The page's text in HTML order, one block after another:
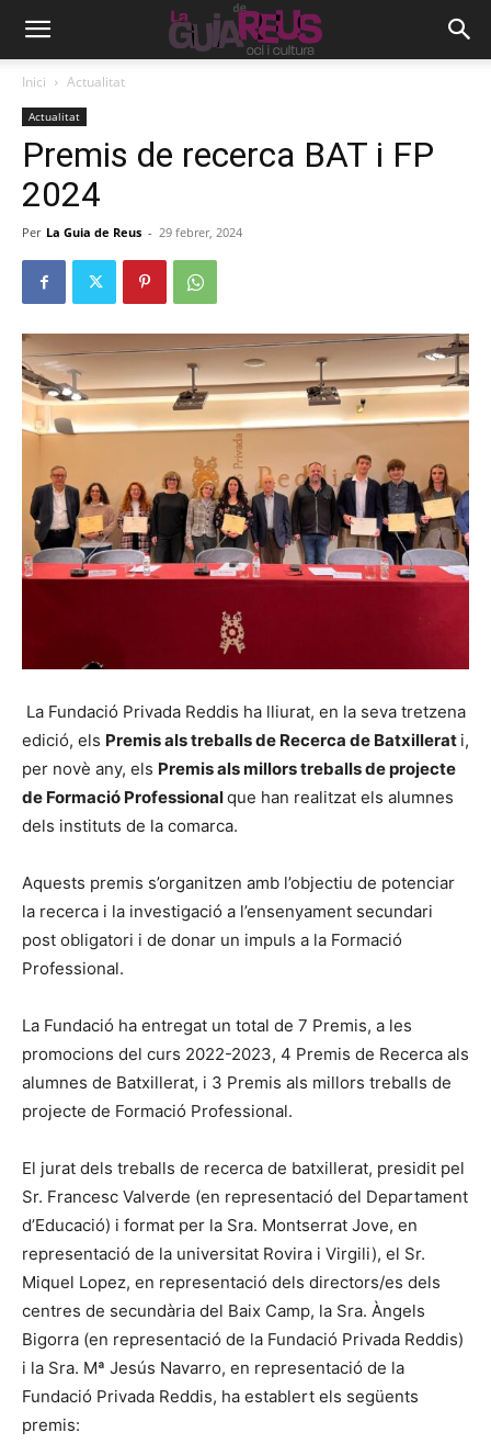
Inici Actualitat
Actualitat
Premis de recerca BAT i FP
2024
Per La Guia de Reus - 29 febrer, 2024
La Fundació Privada Reddis ha lliurat, en la seva tretzena
edició, els Premis als treballs de Recerca de Batxillerat i,
per novè any, els Premis als millors treballs de projecte
de Formació Professionalque han realitzat els alumnes
dels instituts de la comarca.
Aquests premis s’organitzen amb l’objectiu de potenciar
la recerca i la investigació a l’ensenyament secundari
post obligatori i de donar un impuls a la Formació
Professional.
La Fundació ha entregat un total de 7 Premis, a les
promocions del curs 2022-2023, 4 Premis de Recerca als
alumnes de Batxillerat, i 3 Premis als millors treballs de
projecte de Formació Professional.
El jurat dels treballs de recerca de batxillerat, presidit pel
Sr. Francesc Valverde (en representació del Departament
d’Educació) i format per la Sra. Montserrat Jove, en
representació de la universitat Rovira i Virgili), el Sr.
Miquel Lopez, en representació dels directors/es dels
centres de secundària del Baix Camp, la Sra. Àngels
Bigorra (en representació de la Fundació Privada Reddis)
i la Sra. Mª Jesús Navarro, en representació de la
Fundació Privada Reddis, ha establert els següents
premis: